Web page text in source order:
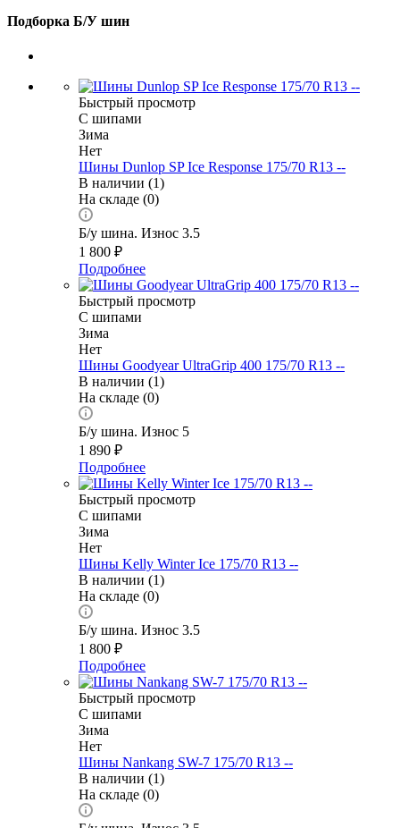
Подборка Б/У шин
Быстрый просмотр
С шипами
Зима
Нет
Шины Dunlop SP Ice Response 175/70 R13 --
В наличии (1)
На складе (0)
Б/у шина. Износ 3.5
1 800 ₽
Подробнее
Быстрый просмотр
С шипами
Зима
Нет
Шины Goodyear UltraGrip 400 175/70 R13 --
В наличии (1)
На складе (0)
Б/у шина. Износ 5
1 890 ₽
Подробнее
Быстрый просмотр
С шипами
Зима
Нет
Шины Kelly Winter Ice 175/70 R13 --
В наличии (1)
На складе (0)
Б/у шина. Износ 3.5
1 800 ₽
Подробнее
Быстрый просмотр
С шипами
Зима
Нет
Шины Nankang SW-7 175/70 R13 --
В наличии (1)
На складе (0)